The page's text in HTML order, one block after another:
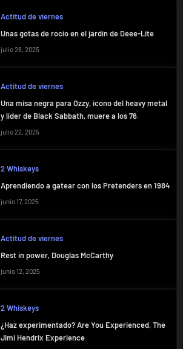
Actitud de viernes
Unas gotas de rocío en el jardín de Deee-Lite
julio 28, 2025
Actitud de viernes
Una misa negra para Ozzy, ícono del heavy metal
y líder de Black Sabbath, muere a los 76.
julio 22, 2025
2 Whiskeys
Aprendiendo a gatear con los Pretenders en 1984
junio 17, 2025
Actitud de viernes
Rest in power, Douglas McCarthy
junio 12, 2025
2 Whiskeys
¿Haz experimentado? Are You Experienced, The
Jimi Hendrix Experience